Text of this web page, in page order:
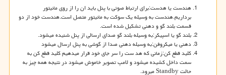
هندست یا هدست:برای ارتباط صوتی با پنل باید ان را از روی مانیتور
برداریم.هندست به وسیله یک سوکت به مانیتور متصل است.هندست خود از دو
قسمت بلند گو و دهنی تشکیل شده است.
بلند گو یا اسپیکر:به وسیله بلند گو صدای ارسالی از پنل شنیده میشود.
دهنی یا میکروفن:به وسیله دهنی صدا از گوشی به پنل ارسال میشود
کلید قطع کن:زمانی که هد ست را سر جای خود قرار میدهیم کلید قطع کن به
سمت داخل کشیده میشود و لامپ تصویر خاموش میشود در نتیجه همه چیز به
حالتStandbyمیرود.